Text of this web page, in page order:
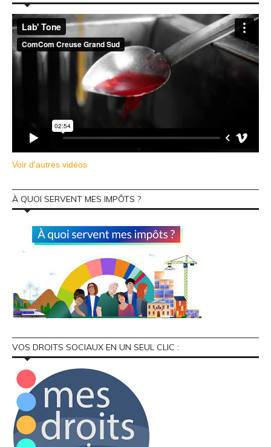
Voir d'autres vidéos
À QUOI SERVENT MES IMPÔTS ?
VOS DROITS SOCIAUX EN UN SEUL CLIC :